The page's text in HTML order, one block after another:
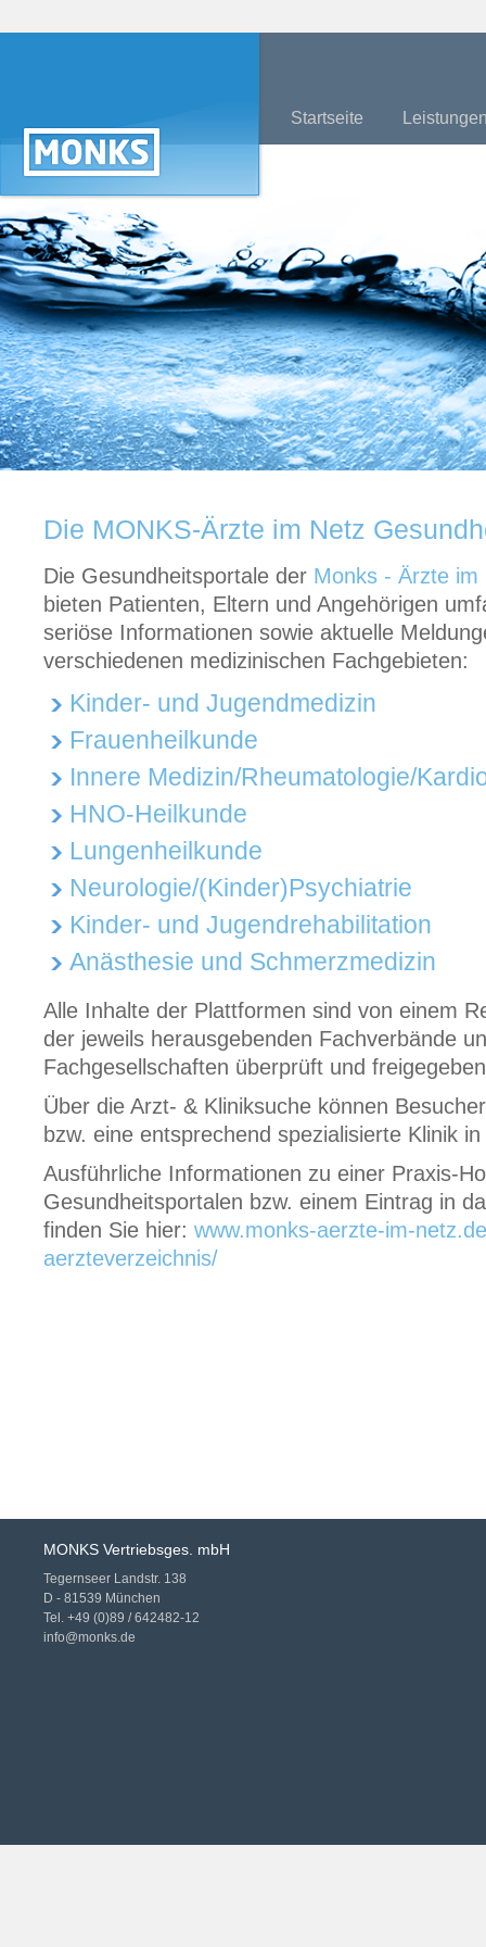
Startseite
Die MONKS-Ärzte im Netz
Die Gesundheitsportale der Monks - Ärzte im
bieten Patienten, Eltern und Angehörigen
seriöse Informationen sowie aktuelle
verschiedenen medizinischen Fachgebieten:
Kinder- und Jugendmedizin
Frauenheilkunde
Innere Medizin/Rheumatologie/
HNO-Heilkunde
Lungenheilkunde
Neurologie/(Kinder)Psychiatrie
Kinder- und Jugendrehabilitation
Anästhesie und Schmerzmedizin
Alle Inhalte der Plattformen sind von einem
der jeweils herausgebenden Fachverbände
Fachgesellschaften überprüft und
Über die Arzt- & Kliniksuche können
bzw. eine entsprechend spezialisierte Klinik
Ausführliche Informationen zu einer Praxis-
Gesundheitsportalen bzw. einem Eintrag in
finden Sie hier: www.monks-aerzte-im-
aerzteverzeichnis/
MONKS Vertriebsges. mbH
Tegernseer Landstr. 138
D - 81539 München
Tel. +49 (0)89 / 642482-12
info@monks.de